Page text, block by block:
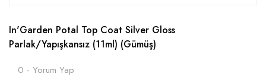
In'Garden Potal Top Coat Silver Gloss
Parlak/Yapışkansız (11ml) (Gümüş)
0 - Yorum Yap